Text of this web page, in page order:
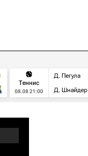
Теннис
08.08 21:00
Д. Пегула
Д. Шнайдер